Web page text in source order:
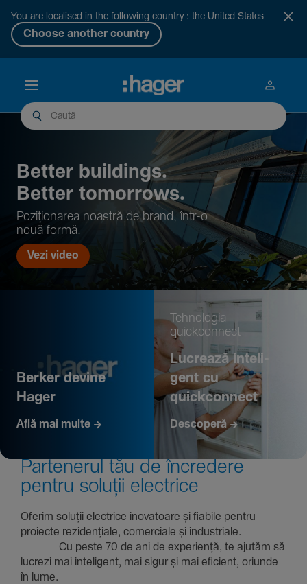
You are localised in the following country : the United States
Choose another country
Better buil­dings.
Better tomor­rows.
Pozi­țio­narea noastră de brand, într-o
nouă formă.
Vezi video
Berker devine
Hager
Află mai multe
Tehno­logia
quickconnect
Lucrează inte­li­
gent cu
quickconnect
Descoperă
Parte­nerul tău de încre­dere
pentru soluții electrice
Oferim soluții electrice inova­toare și fiabile pentru
proiecte rezi­den­țiale, comer­ciale și indus­triale.
Cu peste 70 de ani de expe­riență, te ajutăm să
lucrezi mai inte­li­gent, mai sigur și mai eficient, oriunde
în lume.